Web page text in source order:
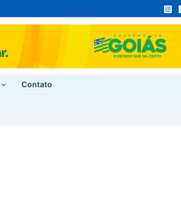
Contato